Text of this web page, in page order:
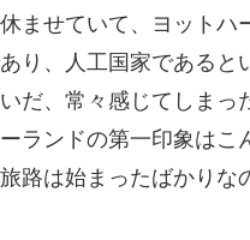
ませていて、ヨット
り、人工国家である
だ、常々感じてしま
ランドの第一印象は
路は始まったばかりな